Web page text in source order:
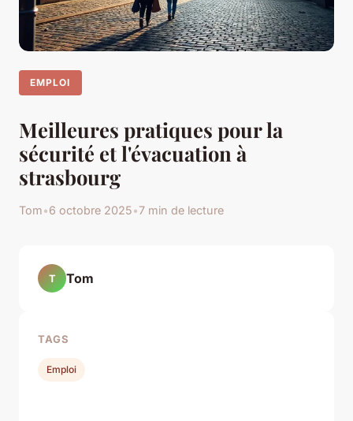
EMPLOI
Meilleures pratiques pour la
sécurité et l'évacuation à
strasbourg
Tom•6 octobre 2025•7 min de lecture
T Tom
TAGS
Emploi